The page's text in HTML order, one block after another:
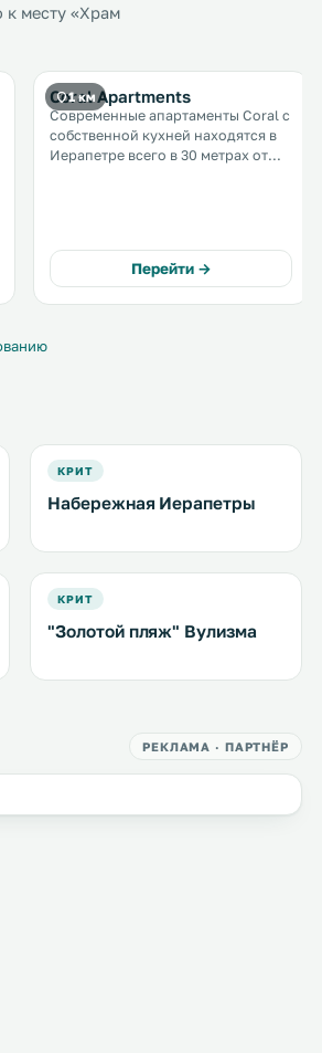
к месту «Храм
1 км
Coral Apartments
Современные апартаменты Coral с
собственной кухней находятся в
Иерапетре всего в 30 метрах от
действует бесплатный Wi-Fi. .
Перейти →
КРИТ
Набережная Иерапетры
КРИТ
"Золотой пляж" Вулизма
РЕКЛАМА · ПАРТНЁР